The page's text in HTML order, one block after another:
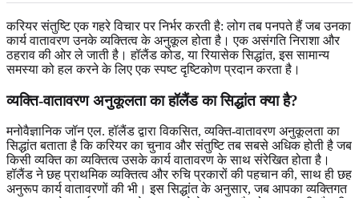
करियर संतुष्टि एक गहरे विचार पर निर्भर करती है: लोग तब पनपते हैं जब उनका
कार्य वातावरण उनके व्यक्तित्व के अनुकूल होता है। एक असंगति निराशा और
ठहराव की ओर ले जाती है। हॉलैंड कोड, या रियासेक सिद्धांत, इस सामान्य
समस्या को हल करने के लिए एक स्पष्ट दृष्टिकोण प्रदान करता है।
व्यक्ति-वातावरण अनुकूलता का हॉलैंड का सिद्धांत क्या है?
मनोवैज्ञानिक जॉन एल. हॉलैंड द्वारा विकसित, व्यक्ति-वातावरण अनुकूलता का
सिद्धांत बताता है कि करियर का चुनाव और संतुष्टि तब सबसे अधिक होती है जब
किसी व्यक्ति का व्यक्तित्व उसके कार्य वातावरण के साथ संरेखित होता है।
हॉलैंड ने छह प्राथमिक व्यक्तित्व और रुचि प्रकारों की पहचान की, साथ ही छह
अनुरूप कार्य वातावरणों की भी। इस सिद्धांत के अनुसार, जब आपका व्यक्तिगत